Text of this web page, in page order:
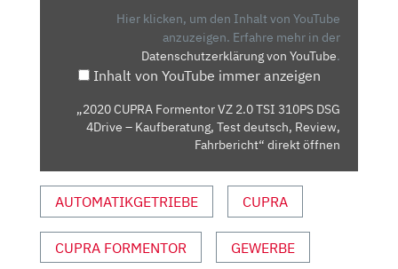
4DRIVE
DEUTSCH,
REVIEW,
FAHRBERICHT“
VON
Hier klicken, um den Inhalt von YouTube
anzuzeigen. Erfahre mehr in der
Datenschutzerklärung von YouTube.
Inhalt von YouTube immer anzeigen
„2020 CUPRA Formentor VZ 2.0 TSI 310PS DSG
4Drive – Kaufberatung, Test deutsch, Review,
Fahrbericht“ direkt öffnen
AUTOMATIKGETRIEBE CUPRA
CUPRA FORMENTOR GEWERBE